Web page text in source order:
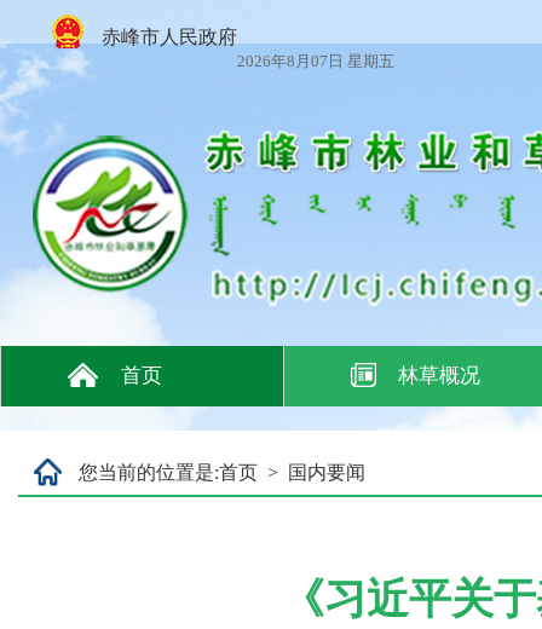
赤峰市人民政府
2026年8月07日 星期五
首页 林草概况
您当前的位置是:首页 > 国内要闻
《习近平关